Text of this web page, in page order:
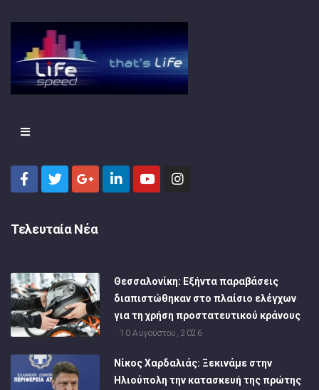
Τελευταία Νέα
Θεσσαλονίκη: Εξήντα παραβάσεις
διαπιστώθηκαν στο πλαίσιο ελέγχων
για τη χρήση προστατευτικού κράνους
10 Αυγούστου, 2026
Νίκος Χαρδαλιάς: Ξεκινάμε στην
Ηλιούπολη την κατασκευή της πρώτης